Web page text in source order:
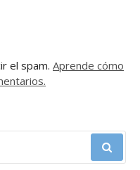
el spam. Aprende cómo